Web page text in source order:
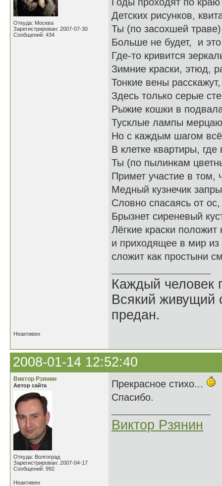
Откуда: Москва
Зарегистрирован: 2007-07-30
Сообщений: 434
Детских рисунков,
Ты (по засохшей
Больше не будет, и
Где-то кривится
Зимние краски, этюд,
Тонкие вены
Здесь только серые
Рыжие кошки в
Тусклые лампы
Но с каждым шагом всё
В клетке квартиры,
Ты (по пылинкам
Примет участие в том,
Медный кузнечик
Словно спасаясь от
Брызнет сиреневый
Лёгкие краски
и приходящее в мир из
сложит как простыни
Каждый человек
Всякий живущий
предан.
Неактивен
2008-01-14 12:52:40
Виктор Рзянин
Автор сайта
Откуда: Волгоград
Зарегистрирован: 2007-04-17
Сообщений: 992
Прекрасное стихо...
Спасибо.
Виктор Рзянин
Неактивен